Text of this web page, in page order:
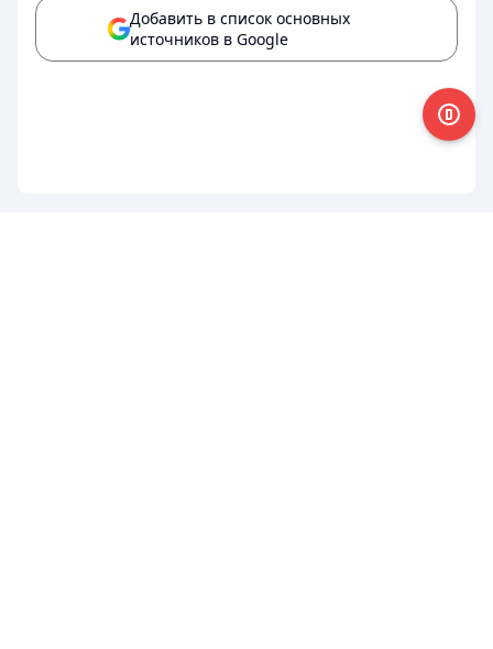
Добавить в список основных
источников в Google